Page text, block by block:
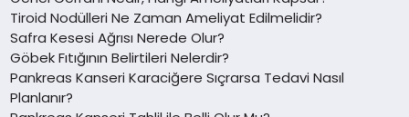
Tiroid Nodülleri Ne Zaman Ameliyat Edilmelidir?
Safra Kesesi Ağrısı Nerede Olur?
Göbek Fıtığının Belirtileri Nelerdir?
Pankreas Kanseri Karaciğere Sıçrarsa Tedavi Nasıl
Planlanır?